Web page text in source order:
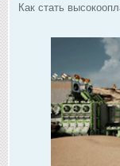
Как стать